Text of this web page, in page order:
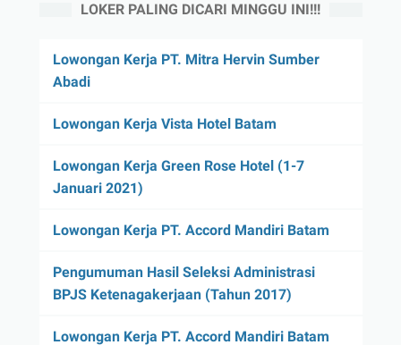
LOKER PALING DICARI MINGGU INI!!!
Lowongan Kerja PT. Mitra Hervin Sumber
Abadi
Lowongan Kerja Vista Hotel Batam
Lowongan Kerja Green Rose Hotel (1-7
Januari 2021)
Lowongan Kerja PT. Accord Mandiri Batam
Pengumuman Hasil Seleksi Administrasi
BPJS Ketenagakerjaan (Tahun 2017)
Lowongan Kerja PT. Accord Mandiri Batam